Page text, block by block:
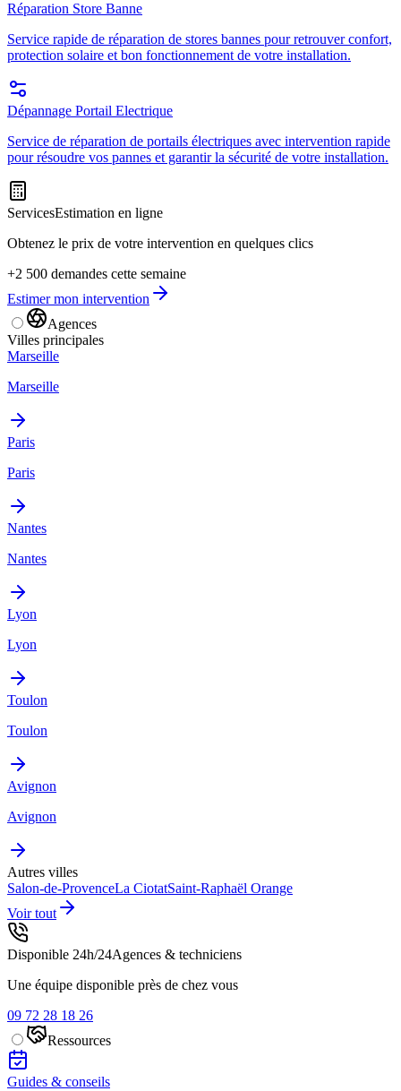
Réparation Store Banne
Service rapide de réparation de stores bannes pour retrouver confort,
protection solaire et bon fonctionnement de votre installation.
Dépannage Portail Electrique
Service de réparation de portails électriques avec intervention rapide
pour résoudre vos pannes et garantir la sécurité de votre installation.
ServicesEstimation en ligne
Obtenez le prix de votre intervention en quelques clics
+2 500 demandes cette semaine
Estimer mon intervention
Agences
Villes principales
Marseille
Marseille
Paris
Paris
Nantes
Nantes
Lyon
Lyon
Toulon
Toulon
Avignon
Avignon
Autres villes
Salon-de-ProvenceLa CiotatSaint-Raphaël Orange
Voir tout
Disponible 24h/24Agences & techniciens
Une équipe disponible près de chez vous
09 72 28 18 26
Ressources
Guides & conseils